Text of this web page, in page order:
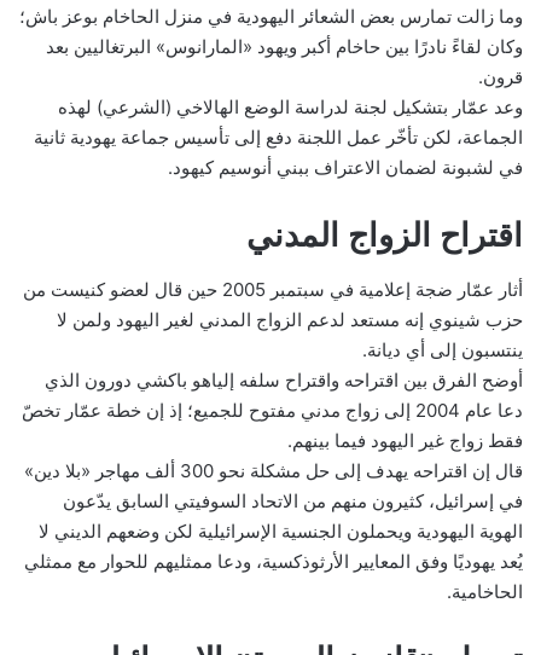
وما زالت تمارس بعض الشعائر اليهودية في منزل الحاخام بوعز باش؛
وكان لقاءً نادرًا بين حاخام أكبر ويهود «المارانوس» البرتغاليين بعد
قرون.
وعد عمّار بتشكيل لجنة لدراسة الوضع الهالاخي (الشرعي) لهذه
الجماعة، لكن تأخّر عمل اللجنة دفع إلى تأسيس جماعة يهودية ثانية
في لشبونة لضمان الاعتراف ببني أنوسيم كيهود.
اقتراح الزواج المدني
أثار عمّار ضجة إعلامية في سبتمبر 2005 حين قال لعضو كنيست من
حزب شينوي إنه مستعد لدعم الزواج المدني لغير اليهود ولمن لا
ينتسبون إلى أي ديانة.
أوضح الفرق بين اقتراحه واقتراح سلفه إلياهو باكشي دورون الذي
دعا عام 2004 إلى زواج مدني مفتوح للجميع؛ إذ إن خطة عمّار تخصّ
فقط زواج غير اليهود فيما بينهم.
قال إن اقتراحه يهدف إلى حل مشكلة نحو 300 ألف مهاجر «بلا دين»
في إسرائيل، كثيرون منهم من الاتحاد السوفيتي السابق يدّعون
الهوية اليهودية ويحملون الجنسية الإسرائيلية لكن وضعهم الديني لا
يُعد يهوديًا وفق المعايير الأرثوذكسية، ودعا ممثليهم للحوار مع ممثلي
الحاخامية.